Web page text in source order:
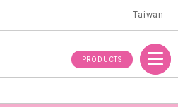
Taiwan
PRODUCTS
Menu